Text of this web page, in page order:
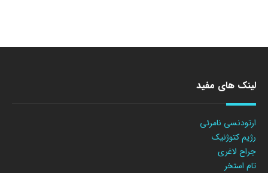
لینک های مفید
ارتودنسی نامرئی
رژیم کتوژنیک
جراح لاغری
تام استخر